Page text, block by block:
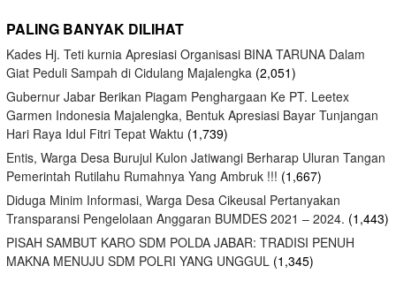
PALING BANYAK DILIHAT
Kades Hj. Teti kurnia Apresiasi Organisasi BINA TARUNA Dalam
Giat Peduli Sampah di Cidulang Majalengka (2,051)
Gubernur Jabar Berikan Piagam Penghargaan Ke PT. Leetex
Garmen Indonesia Majalengka, Bentuk Apresiasi Bayar Tunjangan
Hari Raya Idul Fitri Tepat Waktu (1,739)
Entis, Warga Desa Burujul Kulon Jatiwangi Berharap Uluran Tangan
Pemerintah Rutilahu Rumahnya Yang Ambruk !!! (1,667)
Diduga Minim Informasi, Warga Desa Cikeusal Pertanyakan
Transparansi Pengelolaan Anggaran BUMDES 2021 – 2024. (1,443)
PISAH SAMBUT KARO SDM POLDA JABAR: TRADISI PENUH
MAKNA MENUJU SDM POLRI YANG UNGGUL (1,345)